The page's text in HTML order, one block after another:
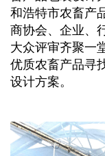
和浩特市农畜产
商协会、企业、
大众评审齐聚一
优质农畜产品寻
设计方案。